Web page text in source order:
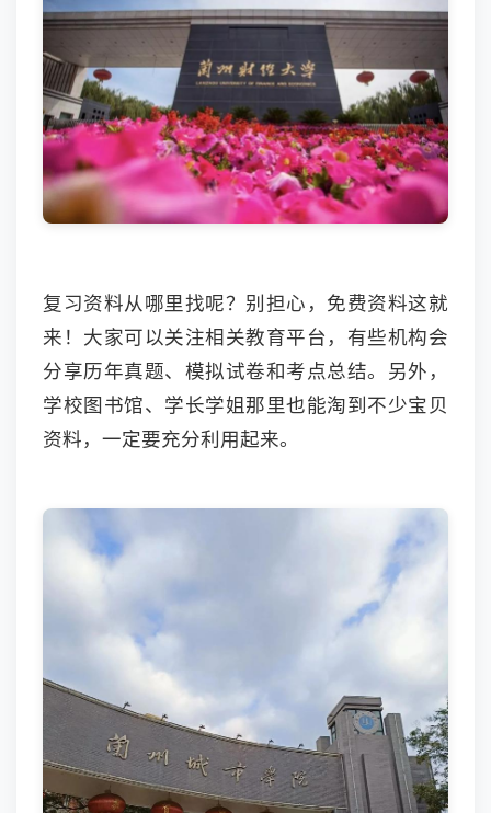
复习资料从哪里找呢？别担心，免费资料这就
来！大家可以关注相关教育平台，有些机构会
分享历年真题、模拟试卷和考点总结。另外，
学校图书馆、学长学姐那里也能淘到不少宝贝
资料，一定要充分利用起来。